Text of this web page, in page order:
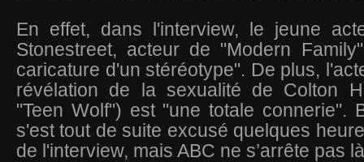
En effet, dans l'interview, le jeune
Stonestreet, acteur de "Modern
caricature d'un stéréotype". De plus,
révélation de la sexualité de Colton
"Teen Wolf") est "une totale connerie".
s'est tout de suite excusé quelques
de l'interview, mais ABC ne s’arrête pas